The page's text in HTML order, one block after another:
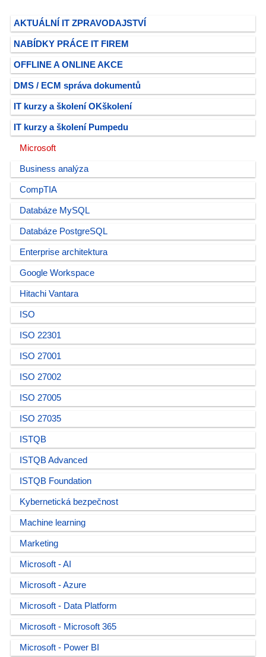
AKTUÁLNÍ IT ZPRAVODAJSTVÍ
NABÍDKY PRÁCE IT FIREM
OFFLINE A ONLINE AKCE
DMS / ECM správa dokumentů
IT kurzy a školení OKškolení
IT kurzy a školení Pumpedu
Microsoft
Business analýza
CompTIA
Databáze MySQL
Databáze PostgreSQL
Enterprise architektura
Google Workspace
Hitachi Vantara
ISO
ISO 22301
ISO 27001
ISO 27002
ISO 27005
ISO 27035
ISTQB
ISTQB Advanced
ISTQB Foundation
Kybernetická bezpečnost
Machine learning
Marketing
Microsoft - AI
Microsoft - Azure
Microsoft - Data Platform
Microsoft - Microsoft 365
Microsoft - Power BI